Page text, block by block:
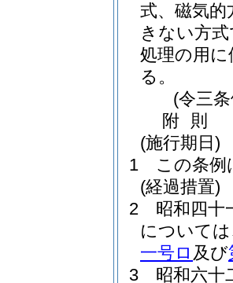
式、磁気
きない方
処理の用
る。
(令三
附 則
(施行期日)
1
この条例
(経過措置)
2
昭和四十
について
一号ロ 及び
3
昭和六十